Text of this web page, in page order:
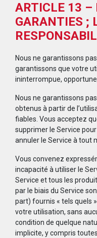
ARTICLE 13 –
GARANTIES ;
Nous ne garantissons
garantissons que votre
ininterrompue,
Nous ne garantissons
obtenus à partir de
fiables. Vous acceptez
supprimer le Service
annuler le Service à tout
Vous convenez
incapacité à utiliser le
Service et tous les
par le biais du Service
part) fournis « tels quels
votre utilisation, sans
condition de quelque
implicite, y compris